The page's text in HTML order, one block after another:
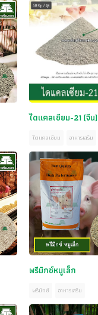
ไดแคลเซียม-21 (จีน)
ไดแคลเซียม อาหารเสริม
พรีมิกซ์หมูเล็ก
พรีมิกซ์ อาหารเสริม